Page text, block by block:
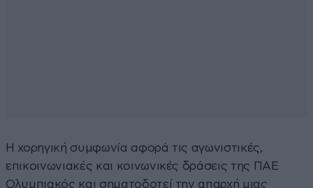
Η χορηγική συμφωνία αφορά τις αγωνιστικές,
επικοινωνιακές και κοινωνικές δράσεις της ΠΑΕ
Ολυμπιακός και σηματοδοτεί την απαρχή μιας